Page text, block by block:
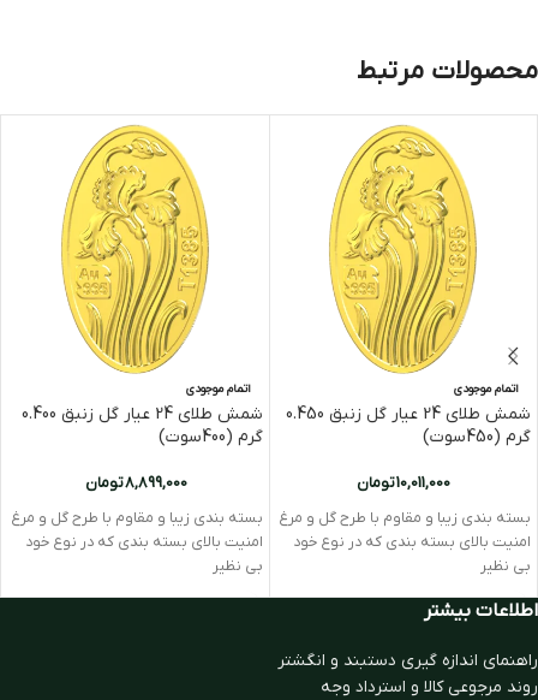
محصولات مرتبط
اتمام موجودی
شمش طلای 24 عیار گل زنبق 0.450
گرم (450سوت)
10,011,000تومان
بسته بندی زیبا و مقاوم با طرح گل و مرغ
امنیت بالای بسته بندی که در نوع خود
بی نظیر
اتمام موجودی
شمش طلای 24 عیار گل زنبق 0.400
گرم (400سوت)
8,899,000تومان
بسته بندی زیبا و مقاوم با طرح گل و مرغ
امنیت بالای بسته بندی که در نوع خود
بی نظیر
اطلاعات بیشتر
راهنمای اندازه گیری دستبند و انگشتر
روند مرجوعی کالا و استرداد وجه